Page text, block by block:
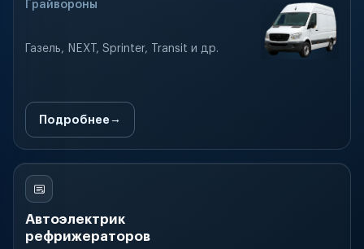
Грайвороны
Газель, NEXT, Sprinter, Transit и др.
Подробнее
Автоэлектрик
рефрижераторов